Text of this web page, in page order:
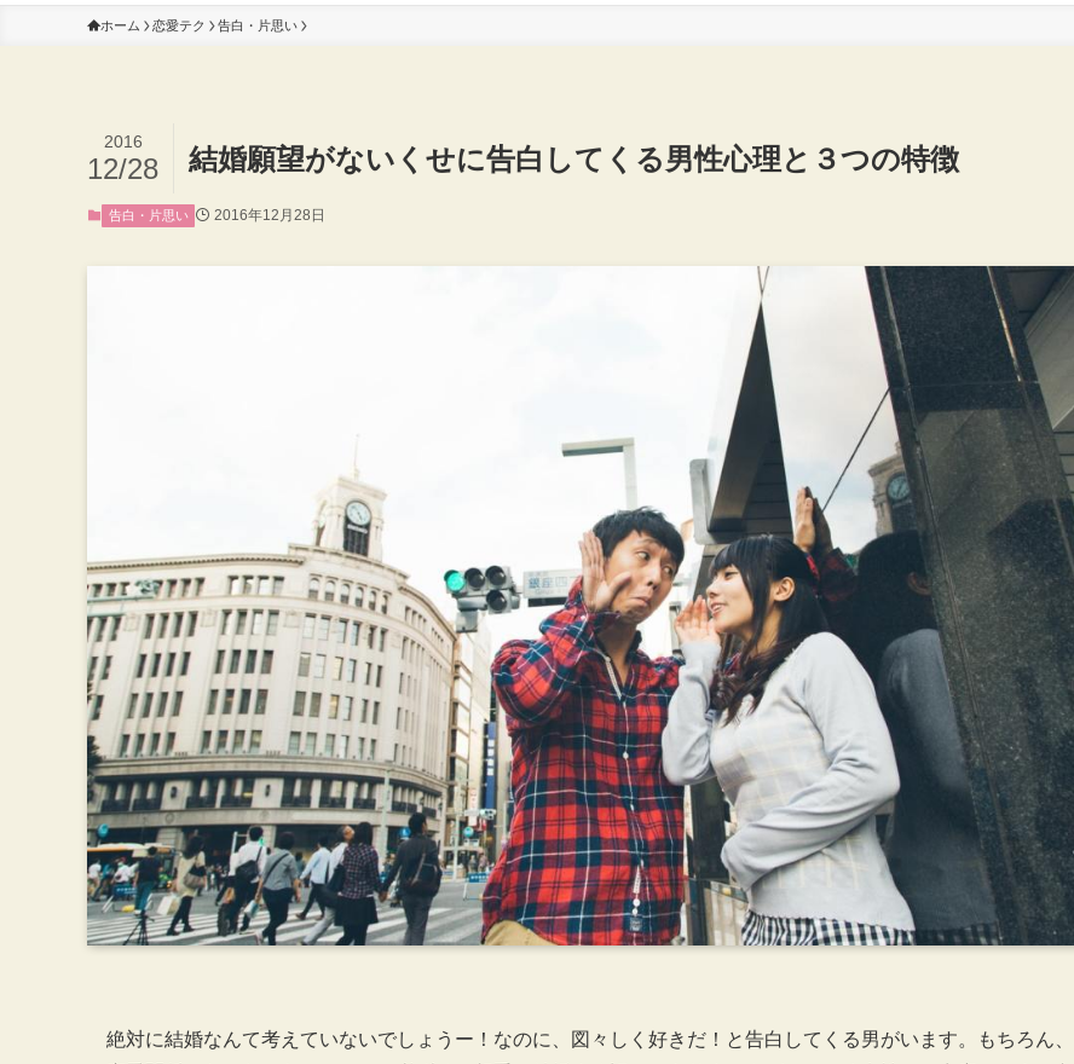
ホーム 恋愛テク 告白・片思い
結婚願望がないくせに告白してくる男性心理と３つの特徴
2016
12/28
告白・片思い 2016年12月28日
絶対に結婚なんて考えていないでしょうー！なのに、図々しく好きだ！と告白してくる男がいます。もちろん、